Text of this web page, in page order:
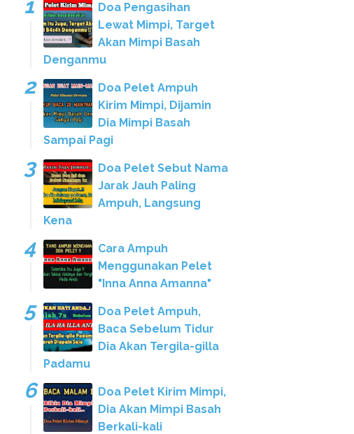
Doa Pengasihan
Lewat Mimpi, Target
Akan Mimpi Basah
Denganmu
Doa Pelet Ampuh
Kirim Mimpi, Dijamin
Dia Mimpi Basah
Sampai Pagi
Doa Pelet Sebut Nama
Jarak Jauh Paling
Ampuh, Langsung
Kena
Cara Ampuh
Menggunakan Pelet
"Inna Anna Amanna"
Doa Pelet Ampuh,
Baca Sebelum Tidur
Dia Akan Tergila-gilla
Padamu
Doa Pelet Kirim Mimpi,
Dia Akan Mimpi Basah
Berkali-kali